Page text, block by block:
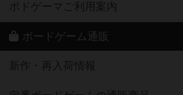
ボドゲーマご利用案内
ボードゲーム通販
新作・再入荷情報